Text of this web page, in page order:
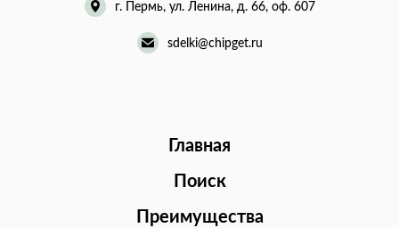
г. Пермь, ул. Ленина, д. 66, оф. 607
sdelki@chipget.ru
Главная
Поиск
Преимущества